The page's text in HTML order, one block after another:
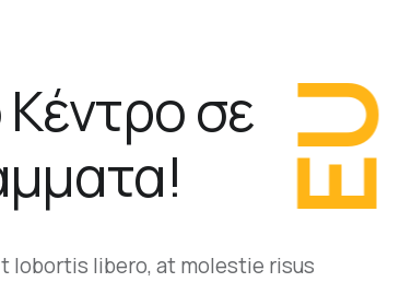
Κέντρο σε
lobortis libero, at molestie risus